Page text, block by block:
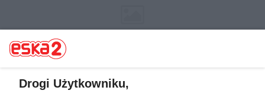
Drogi Użytkowniku,